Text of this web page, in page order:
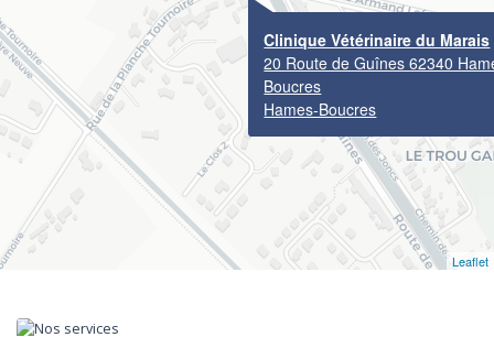
Clinique Vétérinaire du Marais
20 Route de Guînes 62340
Boucres
Hames-Boucres
Leaflet